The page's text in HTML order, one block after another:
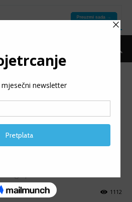
Vijesti
Drugo izdanje
Mušanović i
je u organizaciji UOR
po redu trka Olovo 5K.
2025 1112